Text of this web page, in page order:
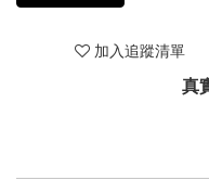
加入追蹤清單
真